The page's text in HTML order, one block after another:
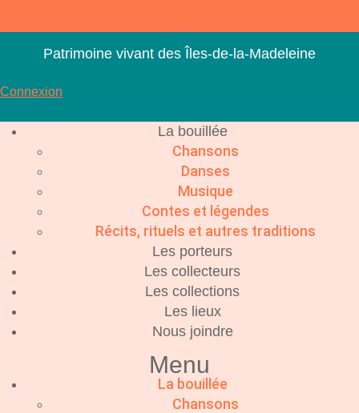
contenu
Patrimoine vivant des Îles-de-la-Madeleine
Connexion
La bouillée
Chansons
Danses
Musique
Contes et légendes
Récits, rituels et autres traditions
Les porteurs
Les collecteurs
Les collections
Les lieux
Nous joindre
Menu
La bouillée
Chansons